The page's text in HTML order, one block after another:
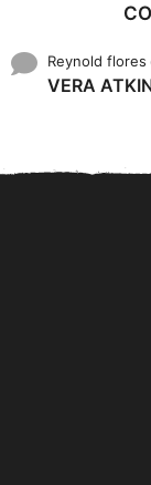
Reynold flores
VERA